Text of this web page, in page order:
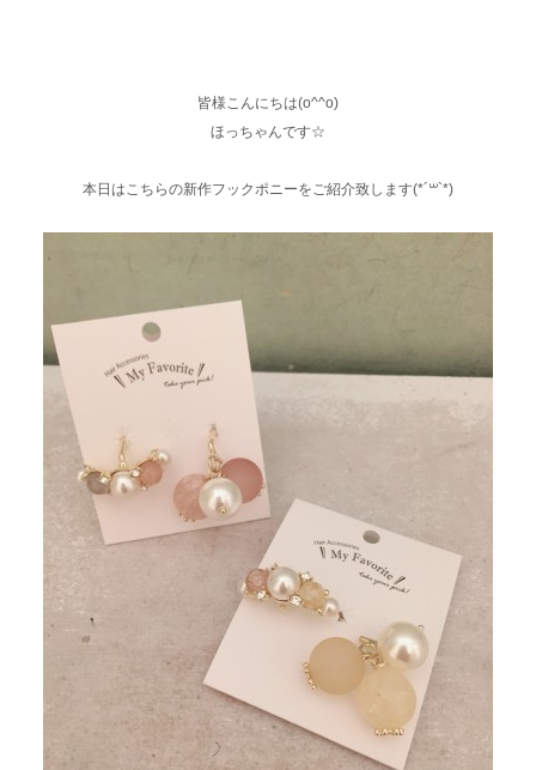
皆様こんにちは(o^^o)
ほっちゃんです☆
本日はこちらの新作フックポニーをご紹介致します(*´꒳`*)